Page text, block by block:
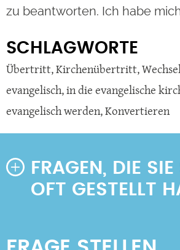
zu beantworten. Ich habe
SCHLAGWORTE
Übertritt,Kirchenübertritt,
evangelisch,in die evangelische
evangelisch werden,Konvertieren
FRAGEN, DIE
OFT GESTELLT